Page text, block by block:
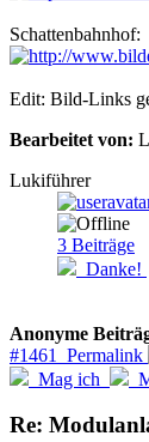
Schattenbahnhof:
Edit: Bild-Links
Bearbeitet von:
Lukiführer
3 Beiträge
Danke!
Anonyme
#1461 Permalink
Mag ich
Re: